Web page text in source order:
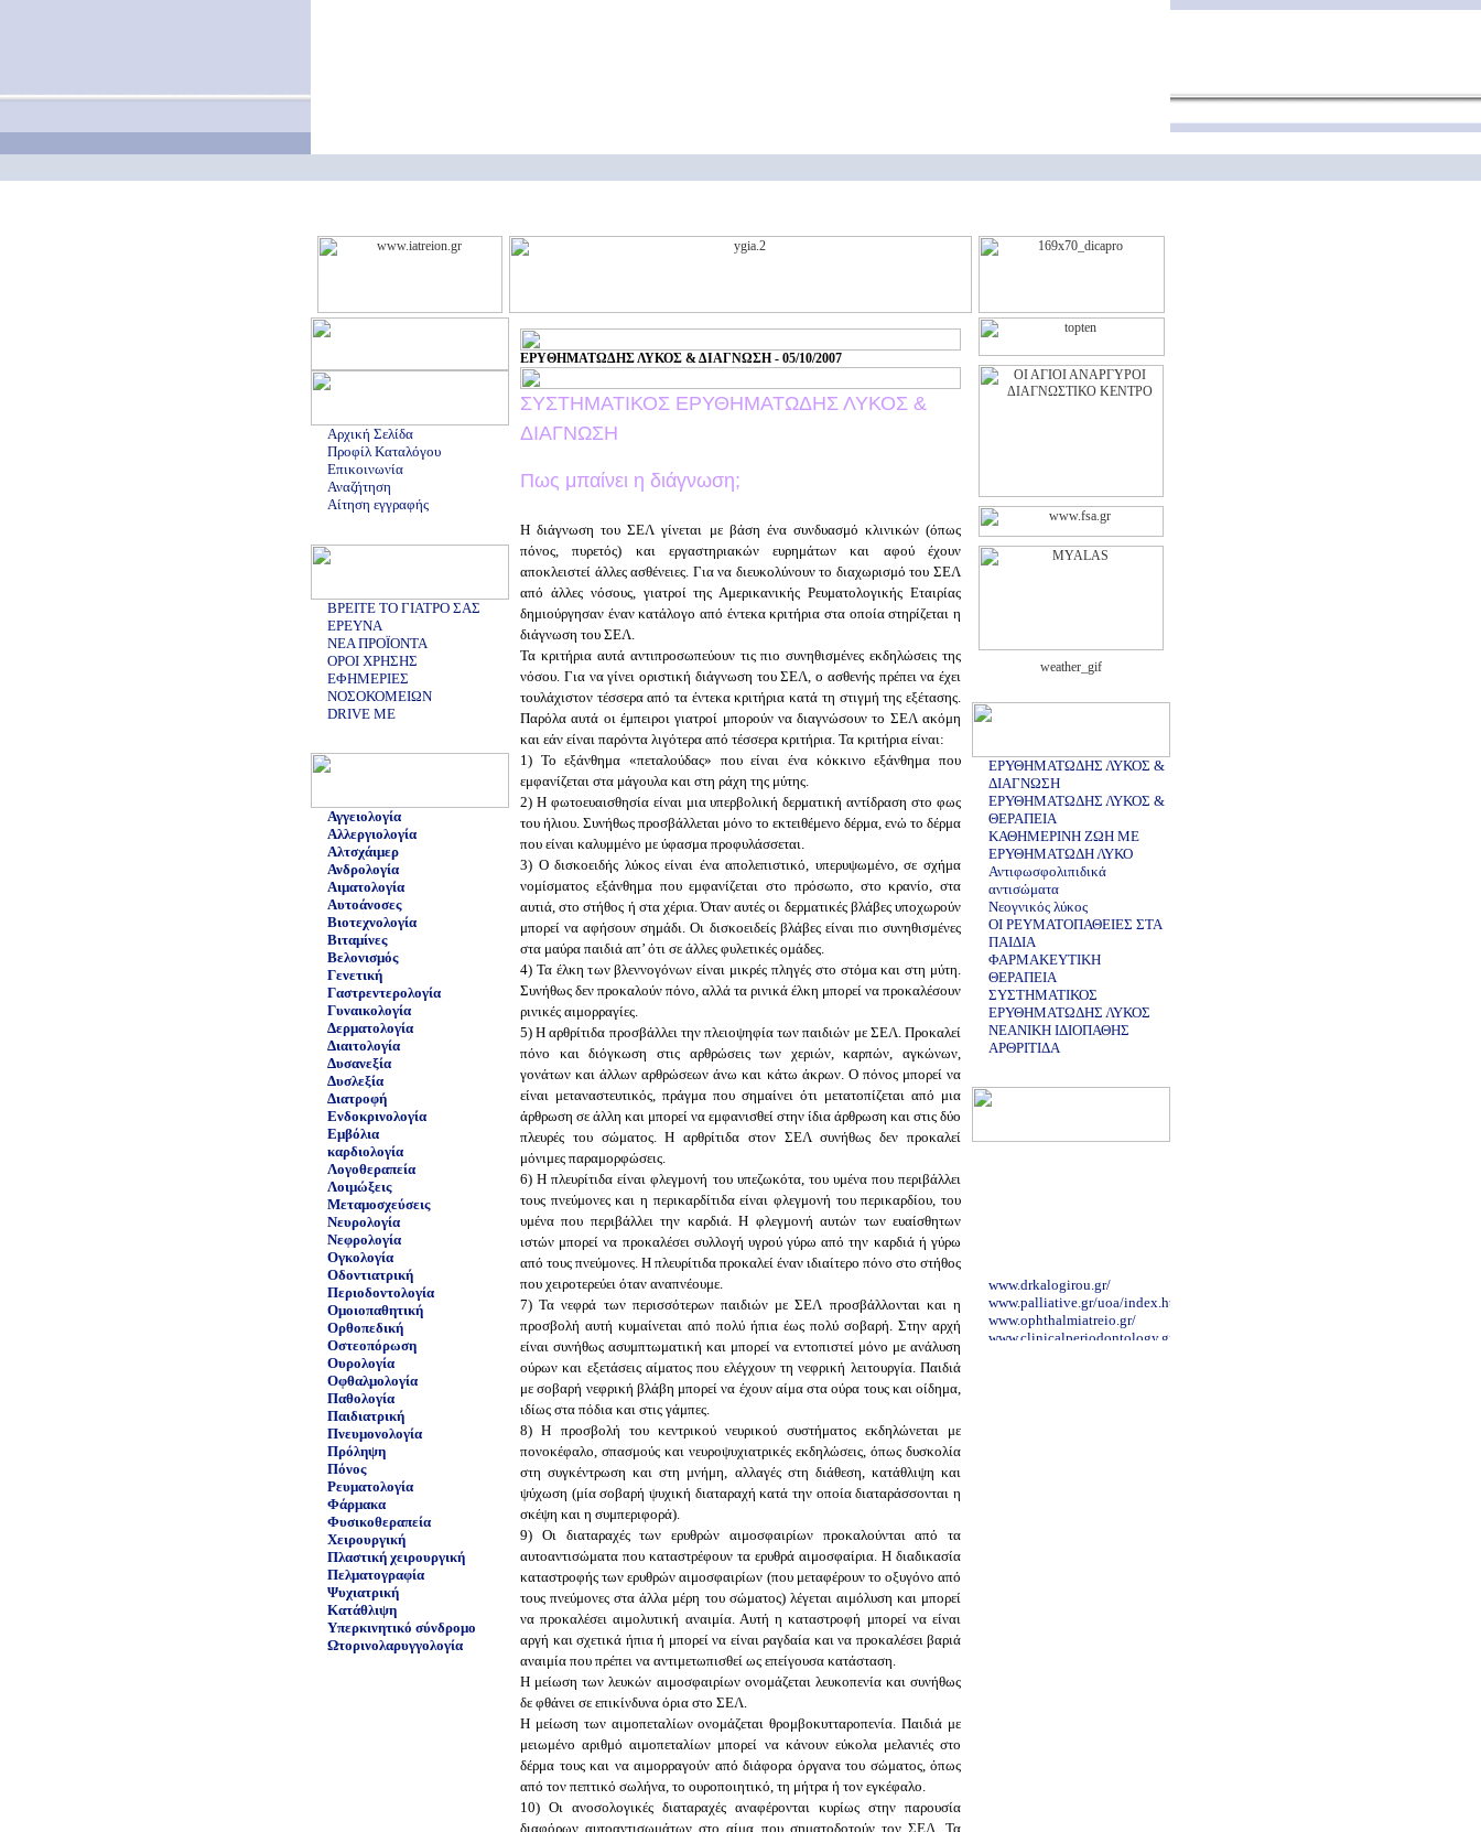
Αρχική Σελίδα
Προφίλ Καταλόγου
Επικοινωνία
Αναζήτηση
Αίτηση εγγραφής
ΒΡΕΙΤΕ ΤΟ ΓΙΑΤΡΟ ΣΑΣ
ΕΡΕΥΝΑ
ΝΕΑ ΠΡΟΪΟΝΤΑ
ΟΡΟΙ ΧΡΗΣΗΣ
ΕΦΗΜΕΡΙΕΣ
ΝΟΣΟΚΟΜΕΙΩΝ
DRIVE ME
Αγγειολογία
Αλλεργιολογία
Αλτσχάιμερ
Ανδρολογία
Αιματολογία
Αυτοάνοσες
Βιοτεχνολογία
Βιταμίνες
Βελονισμός
Γενετική
Γαστρεντερολογία
Γυναικολογία
Δερματολογία
Διαιτολογία
Δυσανεξία
Δυσλεξία
Διατροφή
Ενδοκρινολογία
Εμβόλια
καρδιολογία
Λογοθεραπεία
Λοιμώξεις
Μεταμοσχεύσεις
Νευρολογία
Νεφρολογία
Ογκολογία
Οδοντιατρική
Περιοδοντολογία
Ομοιοπαθητική
Ορθοπεδική
Οστεοπόρωση
Ουρολογία
Οφθαλμολογία
Παθολογία
Παιδιατρική
Πνευμονολογία
Πρόληψη
Πόνος
Ρευματολογία
Φάρμακα
Φυσικοθεραπεία
Χειρουργική
Πλαστική χειρουργική
Πελματογραφία
Ψυχιατρική
Κατάθλιψη
Υπερκινητικό σύνδρομο
Ωτορινολαρυγγολογία
ΕΡΥΘΗΜΑΤΩΔΗΣ ΛΥΚΟΣ & ΔΙΑΓΝΩΣΗ - 05/10/2007
ΣΥΣΤΗΜΑΤΙΚΟΣ ΕΡΥΘΗΜΑΤΩΔΗΣ ΛΥΚΟΣ &
ΔΙΑΓΝΩΣΗ
Πως μπαίνει η διάγνωση;
Η διάγνωση του ΣΕΛ γίνεται με βάση ένα συνδυασμό κλινικών (όπως
πόνος, πυρετός) και εργαστηριακών ευρημάτων και αφού έχουν
αποκλειστεί άλλες ασθένειες. Για να διευκολύνουν το διαχωρισμό του ΣΕΛ
από άλλες νόσους, γιατροί της Αμερικανικής Ρευματολογικής Εταιρίας
δημιούργησαν έναν κατάλογο από έντεκα κριτήρια στα οποία στηρίζεται η
διάγνωση του ΣΕΛ.
Τα κριτήρια αυτά αντιπροσωπεύουν τις πιο συνηθισμένες εκδηλώσεις της
νόσου. Για να γίνει οριστική διάγνωση του ΣΕΛ, ο ασθενής πρέπει να έχει
τουλάχιστον τέσσερα από τα έντεκα κριτήρια κατά τη στιγμή της εξέτασης.
Παρόλα αυτά οι έμπειροι γιατροί μπορούν να διαγνώσουν το ΣΕΛ ακόμη
και εάν είναι παρόντα λιγότερα από τέσσερα κριτήρια. Τα κριτήρια είναι:
1) Το εξάνθημα «πεταλούδας» που είναι ένα κόκκινο εξάνθημα που
εμφανίζεται στα μάγουλα και στη ράχη της μύτης.
2) Η φωτοευαισθησία είναι μια υπερβολική δερματική αντίδραση στο φως
του ήλιου. Συνήθως προσβάλλεται μόνο το εκτειθέμενο δέρμα, ενώ το δέρμα
που είναι καλυμμένο με ύφασμα προφυλάσσεται.
3) Ο δισκοειδής λύκος είναι ένα απολεπιστικό, υπερυψωμένο, σε σχήμα
νομίσματος εξάνθημα που εμφανίζεται στο πρόσωπο, στο κρανίο, στα
αυτιά, στο στήθος ή στα χέρια. Όταν αυτές οι δερματικές βλάβες υποχωρούν
μπορεί να αφήσουν σημάδι. Οι δισκοειδείς βλάβες είναι πιο συνηθισμένες
στα μαύρα παιδιά απ’ ότι σε άλλες φυλετικές ομάδες.
4) Τα έλκη των βλεννογόνων είναι μικρές πληγές στο στόμα και στη μύτη.
Συνήθως δεν προκαλούν πόνο, αλλά τα ρινικά έλκη μπορεί να προκαλέσουν
ρινικές αιμορραγίες.
5) Η αρθρίτιδα προσβάλλει την πλειοψηφία των παιδιών με ΣΕΛ. Προκαλεί
πόνο και διόγκωση στις αρθρώσεις των χεριών, καρπών, αγκώνων,
γονάτων και άλλων αρθρώσεων άνω και κάτω άκρων. Ο πόνος μπορεί να
είναι μεταναστευτικός, πράγμα που σημαίνει ότι μετατοπίζεται από μια
άρθρωση σε άλλη και μπορεί να εμφανισθεί στην ίδια άρθρωση και στις δύο
πλευρές του σώματος. Η αρθρίτιδα στον ΣΕΛ συνήθως δεν προκαλεί
μόνιμες παραμορφώσεις.
6) Η πλευρίτιδα είναι φλεγμονή του υπεζωκότα, του υμένα που περιβάλλει
τους πνεύμονες και η περικαρδίτιδα είναι φλεγμονή του περικαρδίου, του
υμένα που περιβάλλει την καρδιά. Η φλεγμονή αυτών των ευαίσθητων
ιστών μπορεί να προκαλέσει συλλογή υγρού γύρω από την καρδιά ή γύρω
από τους πνεύμονες. Η πλευρίτιδα προκαλεί έναν ιδιαίτερο πόνο στο στήθος
που χειροτερεύει όταν αναπνέουμε.
7) Τα νεφρά των περισσότερων παιδιών με ΣΕΛ προσβάλλονται και η
προσβολή αυτή κυμαίνεται από πολύ ήπια έως πολύ σοβαρή. Στην αρχή
είναι συνήθως ασυμπτωματική και μπορεί να εντοπιστεί μόνο με ανάλυση
ούρων και εξετάσεις αίματος που ελέγχουν τη νεφρική λειτουργία. Παιδιά
με σοβαρή νεφρική βλάβη μπορεί να έχουν αίμα στα ούρα τους και οίδημα,
ιδίως στα πόδια και στις γάμπες.
8) Η προσβολή του κεντρικού νευρικού συστήματος εκδηλώνεται με
πονοκέφαλο, σπασμούς και νευροψυχιατρικές εκδηλώσεις, όπως δυσκολία
στη συγκέντρωση και στη μνήμη, αλλαγές στη διάθεση, κατάθλιψη και
ψύχωση (μία σοβαρή ψυχική διαταραχή κατά την οποία διαταράσσονται η
σκέψη και η συμπεριφορά).
9) Οι διαταραχές των ερυθρών αιμοσφαιρίων προκαλούνται από τα
αυτοαντισώματα που καταστρέφουν τα ερυθρά αιμοσφαίρια. Η διαδικασία
καταστροφής των ερυθρών αιμοσφαιρίων (που μεταφέρουν το οξυγόνο από
τους πνεύμονες στα άλλα μέρη του σώματος) λέγεται αιμόλυση και μπορεί
να προκαλέσει αιμολυτική αναιμία. Αυτή η καταστροφή μπορεί να είναι
αργή και σχετικά ήπια ή μπορεί να είναι ραγδαία και να προκαλέσει βαριά
αναιμία που πρέπει να αντιμετωπισθεί ως επείγουσα κατάσταση.
Η μείωση των λευκών αιμοσφαιρίων ονομάζεται λευκοπενία και συνήθως
δε φθάνει σε επικίνδυνα όρια στο ΣΕΛ.
Η μείωση των αιμοπεταλίων ονομάζεται θρομβοκυτταροπενία. Παιδιά με
μειωμένο αριθμό αιμοπεταλίων μπορεί να κάνουν εύκολα μελανιές στο
δέρμα τους και να αιμορραγούν από διάφορα όργανα του σώματος, όπως
από τον πεπτικό σωλήνα, το ουροποιητικό, τη μήτρα ή τον εγκέφαλο.
10) Οι ανοσολογικές διαταραχές αναφέρονται κυρίως στην παρουσία
διαφόρων αυτοαντισωμάτων στο αίμα που σηματοδοτούν τον ΣΕΛ. Τα
ΕΡΥΘΗΜΑΤΩΔΗΣ ΛΥΚΟΣ &
ΔΙΑΓΝΩΣΗ
ΕΡΥΘΗΜΑΤΩΔΗΣ ΛΥΚΟΣ &
ΘΕΡΑΠΕΙΑ
ΚΑΘΗΜΕΡΙΝΗ ΖΩΗ ΜΕ
ΕΡΥΘΗΜΑΤΩΔΗ ΛΥΚΟ
Αντιφωσφολιπιδικά
αντισώματα
Νεογνικός λύκος
ΟΙ ΡΕΥΜΑΤΟΠΑΘΕΙΕΣ ΣΤΑ
ΠΑΙΔΙΑ
ΦΑΡΜΑΚΕΥΤΙΚΗ
ΘΕΡΑΠΕΙΑ
ΣΥΣΤΗΜΑΤΙΚΟΣ
ΕΡΥΘΗΜΑΤΩΔΗΣ ΛΥΚΟΣ
ΝΕΑΝΙΚΗ ΙΔΙΟΠΑΘΗΣ
ΑΡΘΡΙΤΙΔΑ
www.palliative.gr/uoa/index.html
www.ophthalmiatreio.gr/
www.clinicalperiodontology.gr
www.alzheimer-hellas.gr